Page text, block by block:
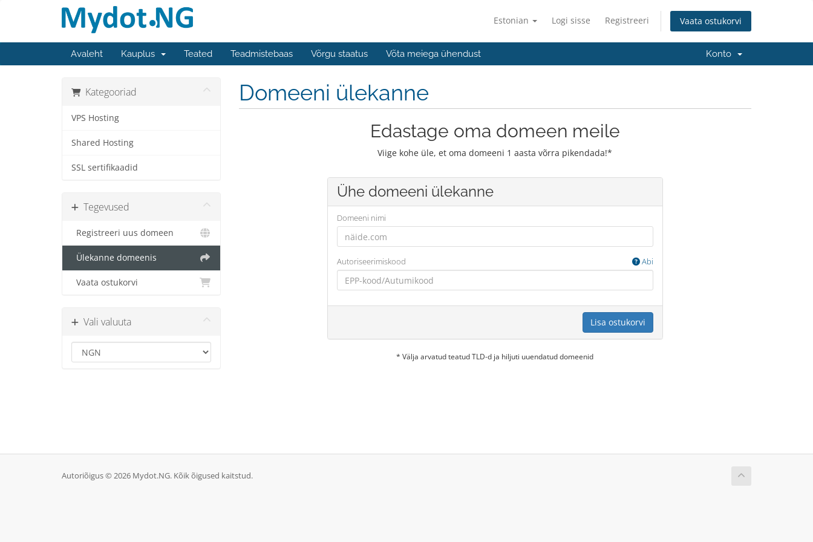
Estonian Logi sisse Registreeri Vaata ostukorvi
Avaleht Kauplus Teated Teadmistebaas Võrgu staatus Võta meiega ühendust Konto
Kategooriad
VPS Hosting
Shared Hosting
SSL sertifikaadid
Tegevused
Registreeri uus domeen
Ülekanne domeenis
Vaata ostukorvi
Vali valuuta
Domeeni ülekanne
Edastage oma domeen meile
Viige kohe üle, et oma domeeni 1 aasta võrra pikendada!*
Ühe domeeni ülekanne
Domeeni nimi
Autoriseerimiskood Abi
Lisa ostukorvi
* Välja arvatud teatud TLD-d ja hiljuti uuendatud domeenid
Autoriõigus © 2026 Mydot.NG. Kõik õigused kaitstud.